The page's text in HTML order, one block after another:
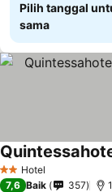
Pilih tanggal
sama
2 Bintang
Hotel
Lihat harga
7,6 Baik 357